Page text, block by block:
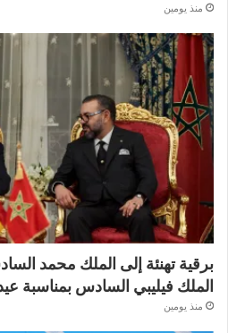
منذ يومين
برقية تهنئة إلى الملك محمد
الملك فيليبي السادس بمناسبة
منذ يومين